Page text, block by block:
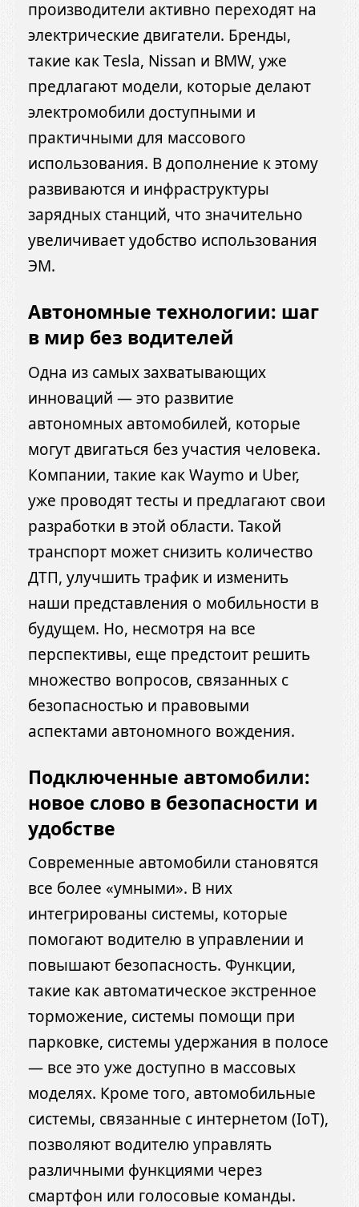
производители активно переходят на
электрические двигатели. Бренды,
такие как Tesla, Nissan и BMW, уже
предлагают модели, которые делают
электромобили доступными и
практичными для массового
использования. В дополнение к этому
развиваются и инфраструктуры
зарядных станций, что значительно
увеличивает удобство использования
ЭМ.
Автономные технологии: шаг
в мир без водителей
Одна из самых захватывающих
инноваций — это развитие
автономных автомобилей, которые
могут двигаться без участия человека.
Компании, такие как Waymo и Uber,
уже проводят тесты и предлагают свои
разработки в этой области. Такой
транспорт может снизить количество
ДТП, улучшить трафик и изменить
наши представления о мобильности в
будущем. Но, несмотря на все
перспективы, еще предстоит решить
множество вопросов, связанных с
безопасностью и правовыми
аспектами автономного вождения.
Подключенные автомобили:
новое слово в безопасности и
удобстве
Современные автомобили становятся
все более «умными». В них
интегрированы системы, которые
помогают водителю в управлении и
повышают безопасность. Функции,
такие как автоматическое экстренное
торможение, системы помощи при
парковке, системы удержания в полосе
— все это уже доступно в массовых
моделях. Кроме того, автомобильные
системы, связанные с интернетом (IoT),
позволяют водителю управлять
различными функциями через
смартфон или голосовые команды.